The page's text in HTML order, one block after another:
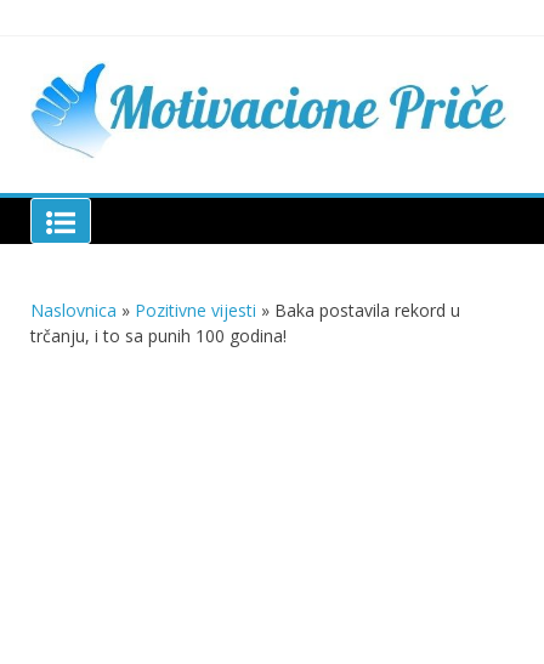
Motivacione Priče
Naslovnica » Pozitivne vijesti » Baka postavila rekord u
trčanju, i to sa punih 100 godina!